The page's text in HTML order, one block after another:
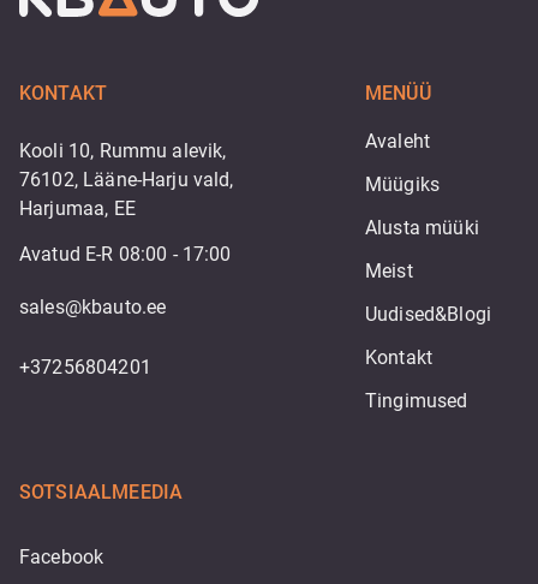
KONTAKT
Kooli 10, Rummu alevik,
76102, Lääne-Harju vald,
Harjumaa, EE
Avatud E-R 08:00 - 17:00
sales@kbauto.ee
+37256804201
MENÜÜ
Avaleht
Müügiks
Alusta müüki
Meist
Uudised&Blogi
Kontakt
Tingimused
SOTSIAALMEEDIA
Facebook